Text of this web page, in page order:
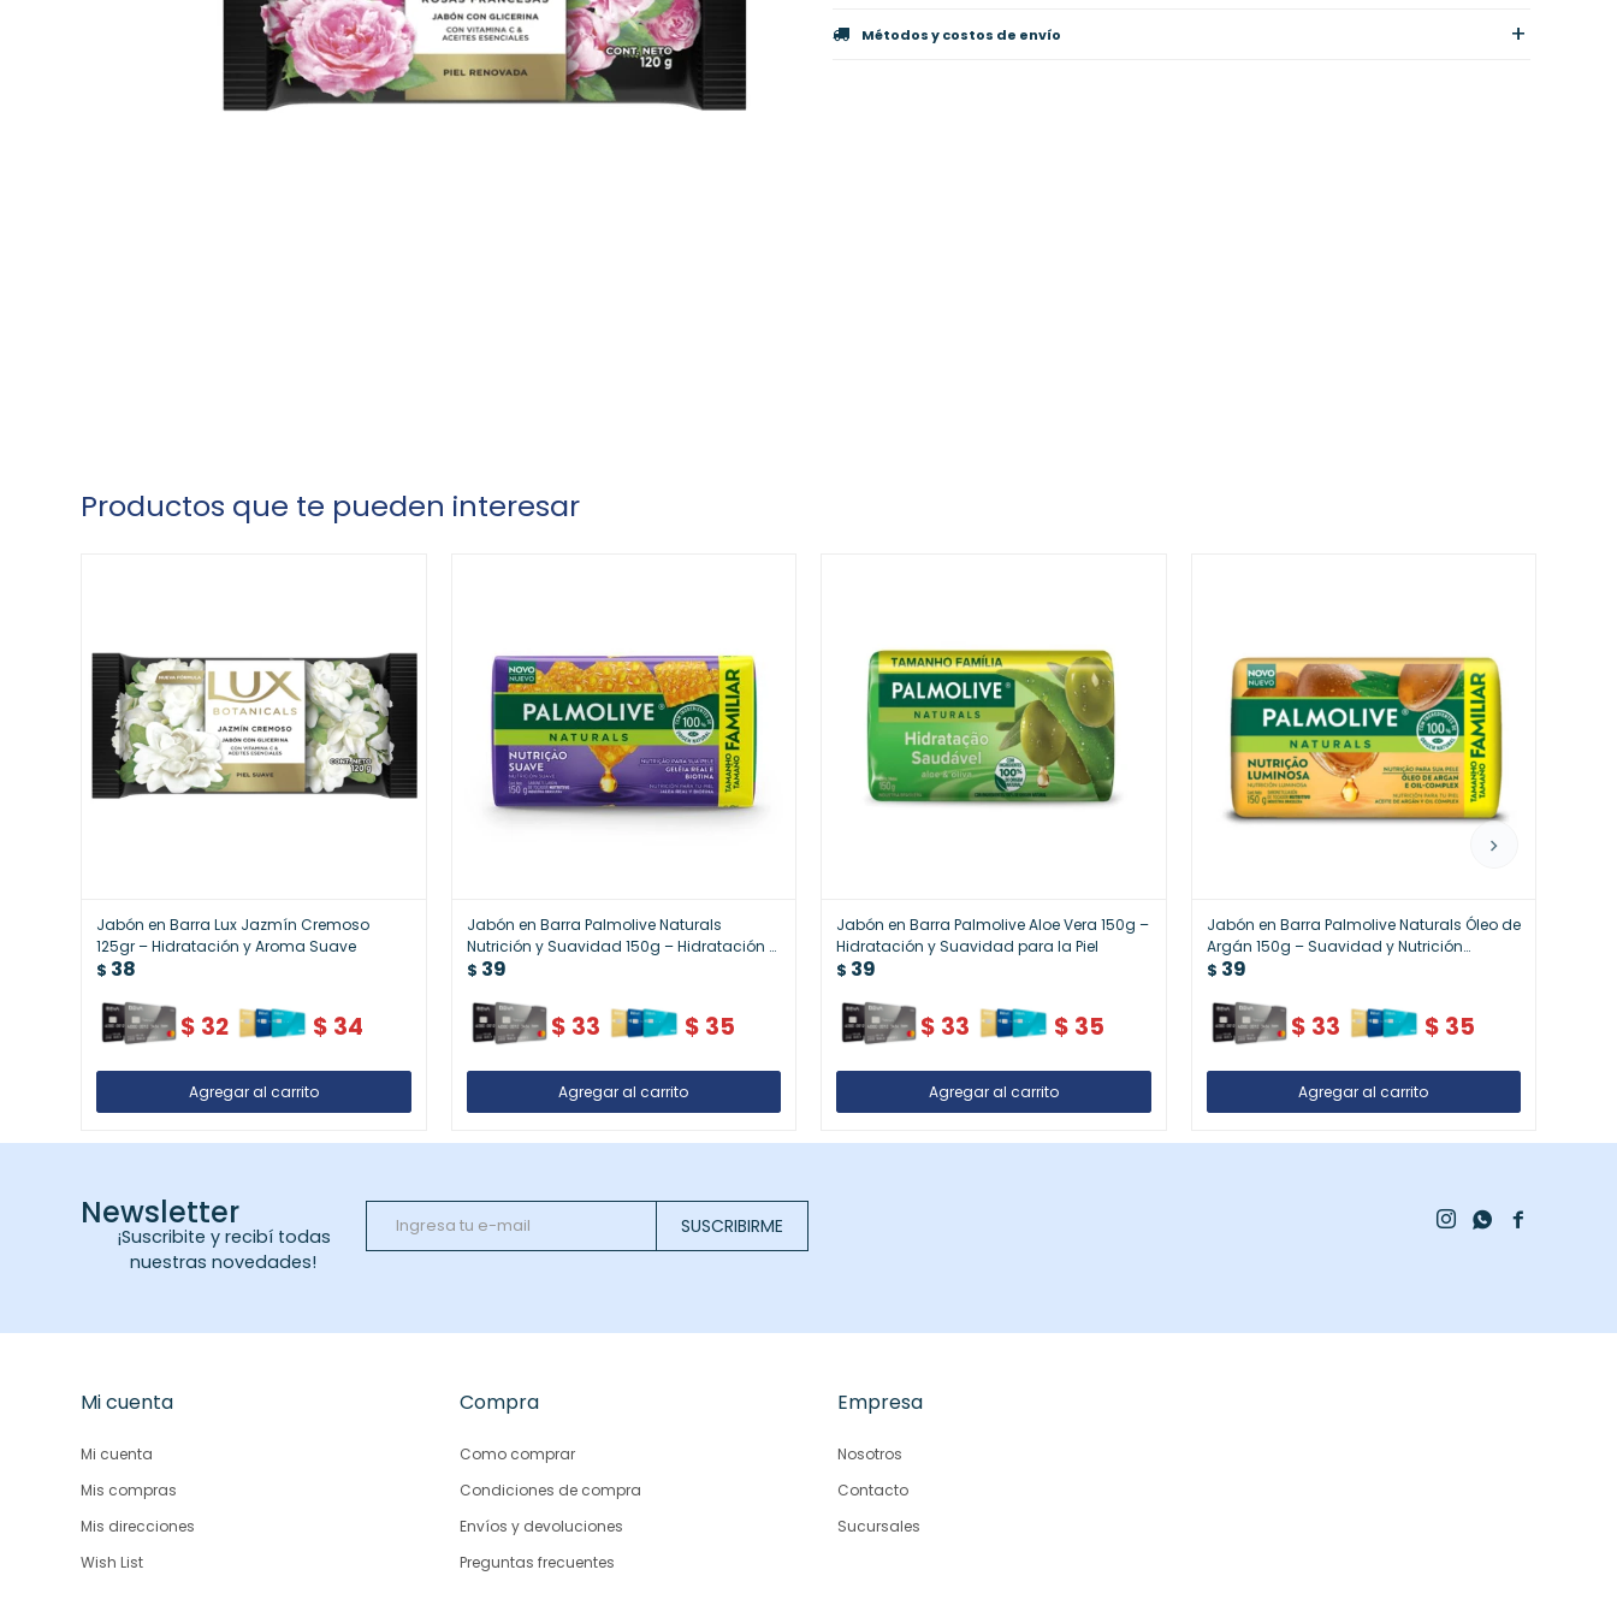
Métodos y costos de envío
Productos que te pueden interesar
Jabón en Barra Lux Jazmín Cremoso
125gr – Hidratación y Aroma Suave
$ 38
$ 32 $ 34
Jabón en Barra Palmolive Naturals
Nutrición y Suavidad 150g – Hidratación y
Protección
$ 39
$ 33 $ 35
Jabón en Barra Palmolive Aloe Vera 150g –
Hidratación y Suavidad para la Piel
$ 39
$ 33 $ 35
Jabón en Barra Palmolive Naturals Óleo de
Argán 150g – Suavidad y Nutrición
Profunda
$ 39
$ 33 $ 35
Newsletter
¡Suscribite y recibí todas
nuestras novedades!
SUSCRIBIRME 
 
Mi cuenta
Mi cuenta
Mis compras
Mis direcciones
Wish List
Compra
Como comprar
Condiciones de compra
Envíos y devoluciones
Preguntas frecuentes
Empresa
Nosotros
Contacto
Sucursales